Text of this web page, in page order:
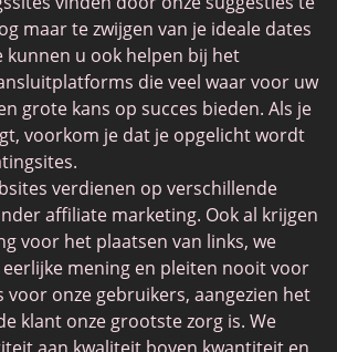
maar te zwijgen van je ideale dates
kunnen u ook helpen bij het
die veel waar voor uw
grote kans op succes bieden. Als je
voorkom je dat je opgelicht wordt
verdienen op verschillende
affiliate marketing. Ook al krijgen
voor het plaatsen van links, we
eerlijke mening en pleiten nooit voor
voor onze gebruikers, aangezien het
klant onze grootste zorg is. We